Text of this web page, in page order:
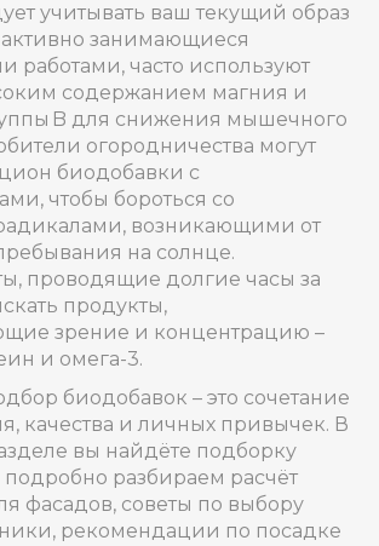
учитывать ваш текущий образ
занимающиеся
работами, часто используют
содержанием магния и
B для снижения мышечного
огородничества могут
биодобавки с
чтобы бороться со
возникающими от
на солнце.
проводящие долгие часы за
продукты,
зрение и концентрацию –
и омега-3.
биодобавок – это сочетание
качества и личных привычек. В
вы найдёте подборку
подробно разбираем расчёт
фасадов, советы по выбору
рекомендации по посадке